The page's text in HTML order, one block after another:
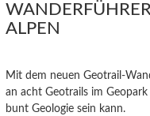
ALPEN
Mit dem neuen Geotrail-
an acht Geotrails im
bunt Geologie sein kann.